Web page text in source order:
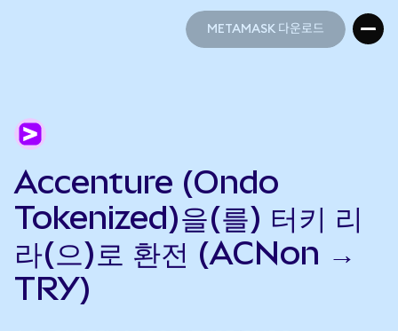
METAMASK 다운로드
Accenture (Ondo
Tokenized)을(를) 터키 리
라(으)로 환전 (ACNon →
TRY)